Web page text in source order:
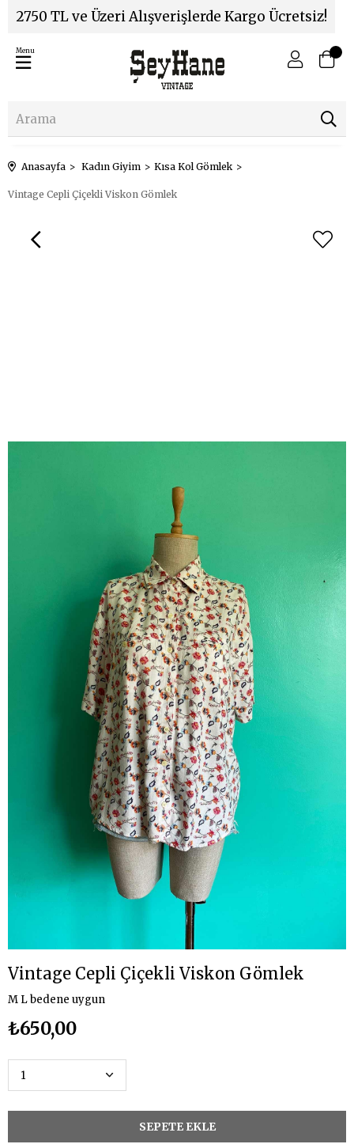
2750 TL ve Üzeri Alışverişlerde Kargo Ücretsiz!
Menu
Anasayfa Kadın Giyim Kısa Kol Gömlek
Vintage Cepli Çiçekli Viskon Gömlek
Vintage Cepli Çiçekli Viskon Gömlek
M L bedene uygun
₺650,00